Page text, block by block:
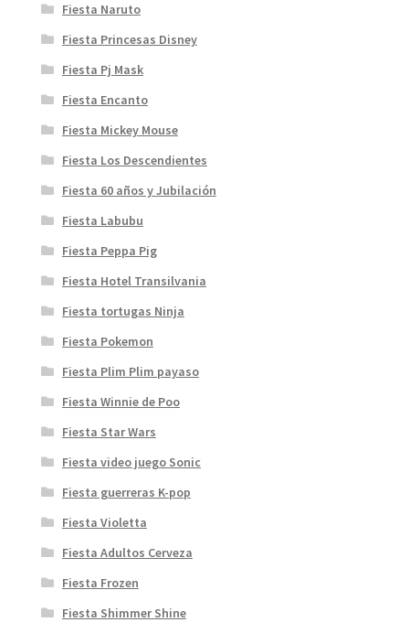
Fiesta Naruto
Fiesta Princesas Disney
Fiesta Pj Mask
Fiesta Encanto
Fiesta Mickey Mouse
Fiesta Los Descendientes
Fiesta 60 años y Jubilación
Fiesta Labubu
Fiesta Peppa Pig
Fiesta Hotel Transilvania
Fiesta tortugas Ninja
Fiesta Pokemon
Fiesta Plim Plim payaso
Fiesta Winnie de Poo
Fiesta Star Wars
Fiesta video juego Sonic
Fiesta guerreras K-pop
Fiesta Violetta
Fiesta Adultos Cerveza
Fiesta Frozen
Fiesta Shimmer Shine